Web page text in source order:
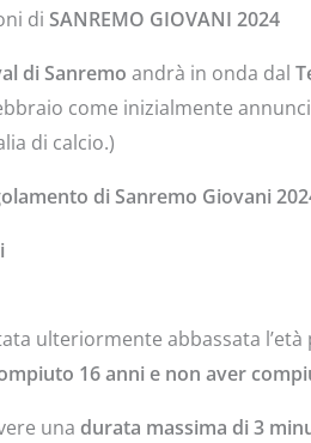
di SANREMO GIOVANI 2024
di Sanremo andrà in onda dal
come inizialmente
di calcio.)
di Sanremo Giovani
ulteriormente abbassata
16 anni e non aver
una durata massima di 3